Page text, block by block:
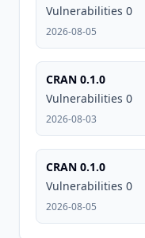
Vulnerabilities 0
2026-08-05
CRAN 0.1.0
Vulnerabilities 0
2026-08-03
CRAN 0.1.0
Vulnerabilities 0
2026-08-05